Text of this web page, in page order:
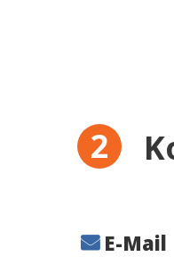
E-Mail